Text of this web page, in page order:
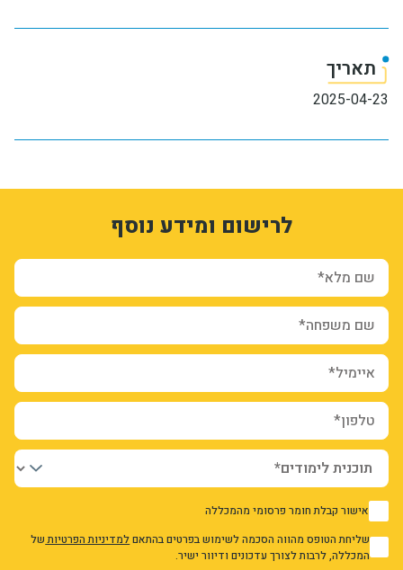
תאריך
2025-04-23
לרישום ומידע נוסף
שם מלא*
שם משפחה*
איימיל*
טלפון*
1 אישור קבלת חומר פרסומי מהמכללה
1
אני מאשר/ת את מדיניות הפרטיות
שליחת הטופס מהווה הסכמה לשימוש בפרטים בהתאםלמדיניות הפרטיותשל
המכללה, לרבות לצורך עדכונים ודיוור ישיר.
form-CQrpI6NN9gPpPXsVuno4pjnG_Ek8xFAQpnuG46AYfZg
ihXqDO-jrKjWsLSELNWpJb5uCvK3VM5_3wgr8PCfvcY